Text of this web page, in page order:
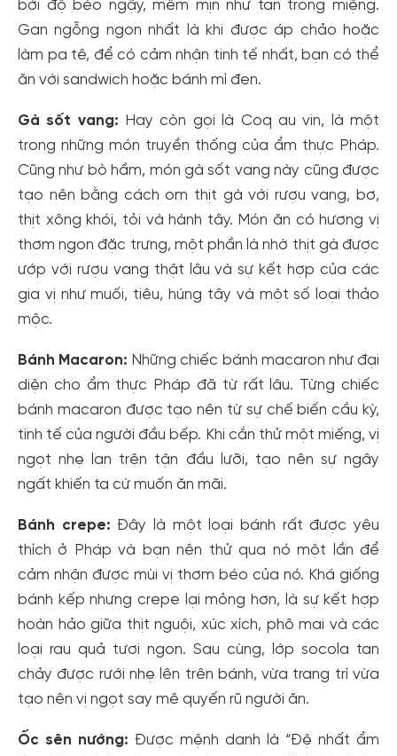
bởi độ béo ngậy, mềm mịn như tan trong miệng.
Gan ngỗng ngon nhất là khi được áp chảo hoặc
làm pa tê, để có cảm nhận tinh tế nhất, bạn có thể
ăn với sandwich hoặc bánh mì đen.
Gà sốt vang:
Hay còn gọi là Coq au vin, là một
trong những món truyền thống của ẩm thực Pháp.
Cũng như bò hầm, món gà sốt vang này cũng được
tạo nên bằng cách om thịt gà với rượu vang, bơ,
thịt xông khói, tỏi và hành tây. Món ăn có hương vị
thơm ngon đặc trưng, một phần là nhờ thịt gà được
ướp với rượu vang thật lâu và sự kết hợp của các
gia vị như muối, tiêu, húng tây và một số loại thảo
mộc.
Bánh Macaron: Những chiếc bánh macaron như đại
diện cho ẩm thực Pháp đã từ rất lâu. Từng chiếc
bánh macaron được tạo nên từ sự chế biến cầu kỳ,
tinh tế của người đầu bếp. Khi cắn thử một miếng, vị
ngọt nhẹ lan trên tận đầu lưỡi, tạo nên sự ngây
ngất khiến ta cứ muốn ăn mãi.
Bánh crepe: Đây là một loại bánh rất được yêu
thích ở Pháp và bạn nên thử qua nó một lần để
cảm nhận được mùi vị thơm béo của nó. Khá giống
bánh kếp nhưng crepe lại mỏng hơn, là sự kết hợp
hoàn hảo giữa thịt nguội, xúc xích, phô mai và các
loại rau quả tươi ngon. Sau cùng, lớp socola tan
chảy được rưới nhẹ lên trên bánh, vừa trang trí vừa
tạo nên vị ngọt say mê quyến rũ người ăn.
Ốc sên nướng: Được mệnh danh là “Đệ nhất ẩm